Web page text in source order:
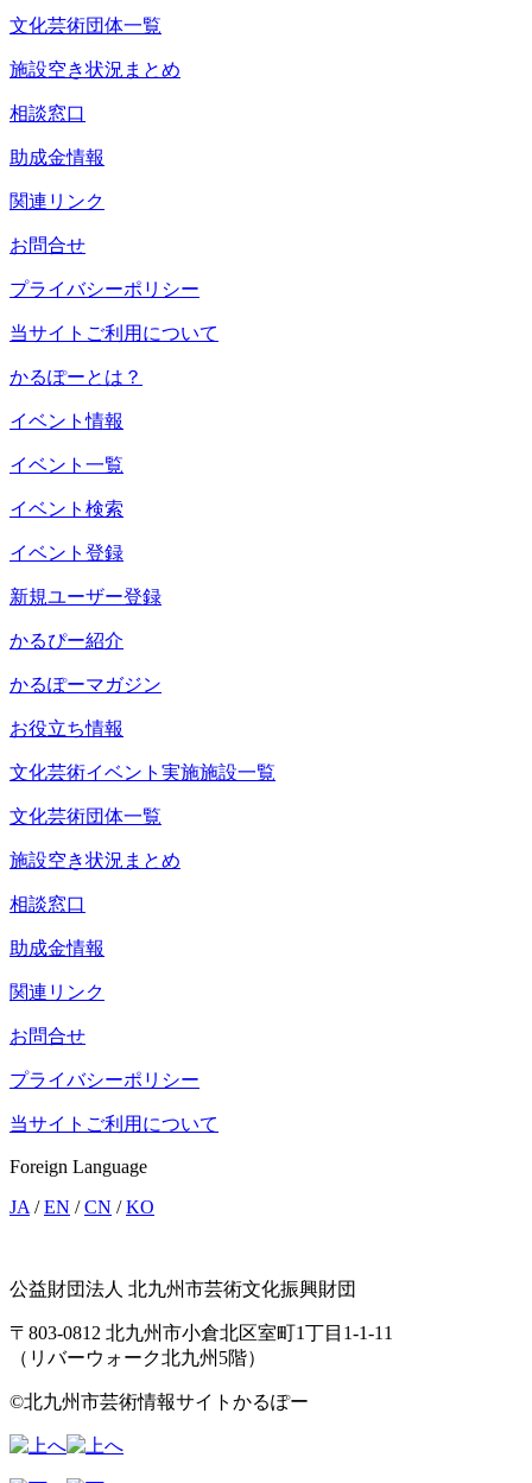
文化芸術団体一覧
施設空き状況まとめ
相談窓口
助成金情報
関連リンク
お問合せ
プライバシーポリシー
当サイトご利用について
かるぽーとは？
イベント情報
イベント一覧
イベント検索
イベント登録
新規ユーザー登録
かるぴー紹介
かるぽーマガジン
お役立ち情報
文化芸術イベント実施施設一覧
文化芸術団体一覧
施設空き状況まとめ
相談窓口
助成金情報
関連リンク
お問合せ
プライバシーポリシー
当サイトご利用について
Foreign Language
JA /EN /CN /KO
公益財団法人 北九州市芸術文化振興財団
〒803-0812 北九州市小倉北区室町1丁目1-1-11
（リバーウォーク北九州5階）
©北九州市芸術情報サイトかるぽー